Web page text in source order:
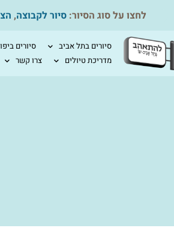
לחצו על סוג הסיור: סיור לקבוצה,
סיורים בתל אביב סיורים ביפו
מדריכת טיולים
צרו קשר